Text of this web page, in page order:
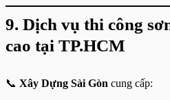
9. Dịch vụ thi công
cao tại TP.HCM
📞 Xây Dựng Sài Gòn cung cấp: